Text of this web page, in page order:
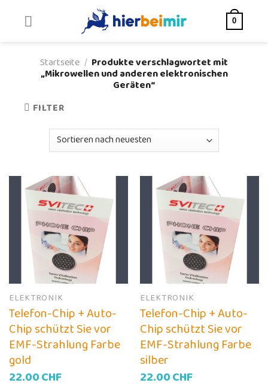
0
Startseite / Produkte verschlagwortet mit
„Mikrowellen und anderen elektronischen
Geräten“
FILTER
ELEKTRONIK
Telefon-Chip + Auto-
Chip schützt Sie vor
EMF-Strahlung Farbe
gold
22.00CHF
ELEKTRONIK
Telefon-Chip + Auto-
Chip schützt Sie vor
EMF-Strahlung Farbe
silber
22.00CHF